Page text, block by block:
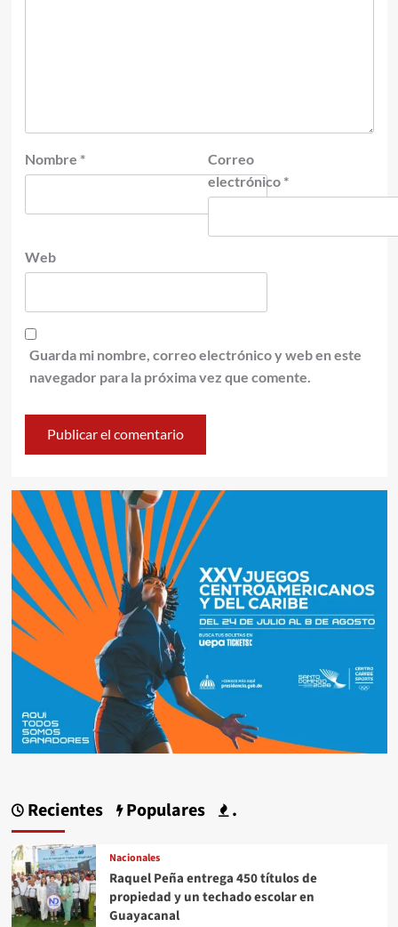
Nombre *
Correo
electrónico *
Web
Guarda mi nombre, correo electrónico y web en este
navegador para la próxima vez que comente.
Recientes Populares .
Nacionales
Raquel Peña entrega 450 títulos de
propiedad y un techado escolar en
Guayacanal